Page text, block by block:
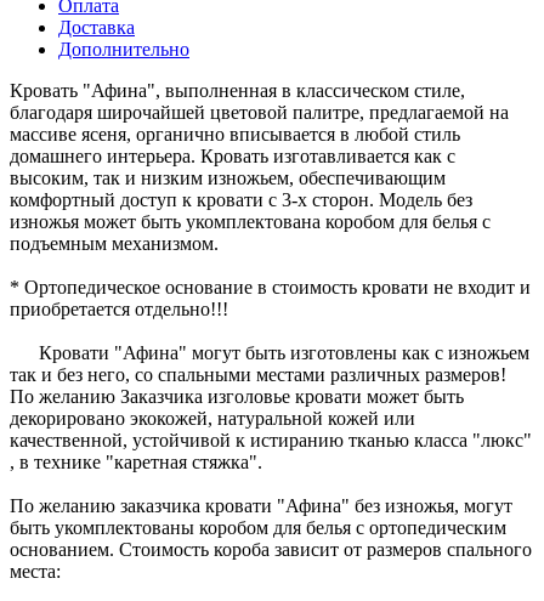
Оплата
Доставка
Дополнительно
Кровать "Афина", выполненная в классическом стиле,
благодаря широчайшей цветовой палитре, предлагаемой на
массиве ясеня, органично вписывается в любой стиль
домашнего интерьера. Кровать изготавливается как с
высоким, так и низким изножьем, обеспечивающим
комфортный доступ к кровати с 3-х сторон. Модель без
изножья может быть укомплектована коробом для белья с
подъемным механизмом.
* Ортопедическое основание в стоимость кровати не входит и
приобретается отдельно!!!
Кровати "Афина" могут быть изготовлены как с изножьем
так и без него, со спальными местами различных размеров!
По желанию Заказчика изголовье кровати может быть
декорировано экокожей, натуральной кожей или
качественной, устойчивой к истиранию тканью класса "люкс"
, в технике "каретная стяжка".
По желанию заказчика кровати "Афина" без изножья, могут
быть укомплектованы коробом для белья с ортопедическим
основанием. Стоимость короба зависит от размеров спального
места: